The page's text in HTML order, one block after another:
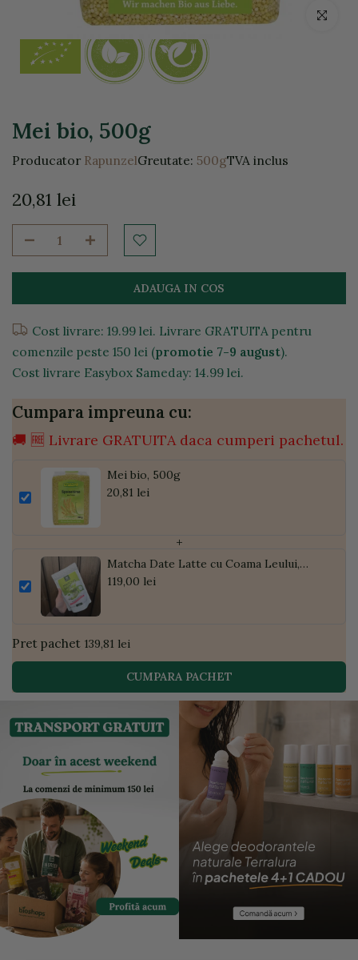
Click
Mei bio, 500g
Producator RapunzelGreutate: 500gTVA inclus
20,81 lei
ADAUGA IN COS
Cost livrare: 19.99 lei. Livrare GRATUITA pentru
comenzile peste 150 lei (promotie 7-9 august).
Cost livrare Easybox Sameday: 14.99 lei.
Cumpara impreuna cu:
🚚 🆓 Livrare GRATUITA daca cumperi pachetul.
Mei bio, 500g
20,81 lei
+
Matcha Date Latte cu Coama Leului,
Pudră de Curmale și Ghimbir, ECO, 300g
119,00 lei
Pret pachet 139,81 lei
CUMPARA PACHET